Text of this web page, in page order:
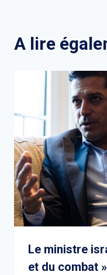
A lire
Le ministre
et du combat